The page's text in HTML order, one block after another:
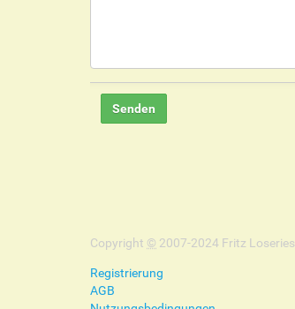
Copyright © 2007-2024 Fritz Loseries
Registrierung
AGB